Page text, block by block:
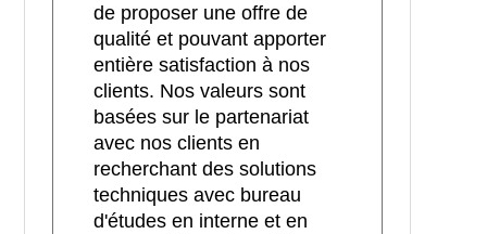
de proposer une offre de
qualité et pouvant apporter
entière satisfaction à nos
clients. Nos valeurs sont
basées sur le partenariat
avec nos clients en
recherchant des solutions
techniques avec bureau
d'études en interne et en